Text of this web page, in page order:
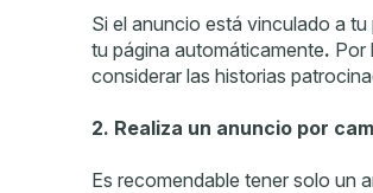
Si el anuncio está vinculado a
tu página automáticamente. Por
considerar las historias
2. Realiza un anuncio por
Es recomendable tener solo un